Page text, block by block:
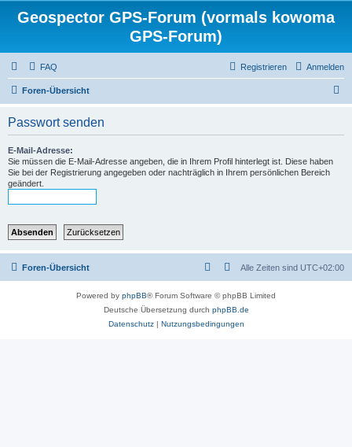
Geospector GPS-Forum (vormals kowoma
GPS-Forum)
FAQ Anmelden
Registrieren
Foren-Übersicht
Passwort senden
E-Mail-Adresse:
Sie müssen die E-Mail-Adresse angeben, die in Ihrem Profil hinterlegt ist. Diese haben
Sie bei der Registrierung angegeben oder nachträglich in Ihrem persönlichen Bereich
geändert.
Foren-Übersicht Alle Zeiten sind UTC+02:00
Powered by phpBB® Forum Software © phpBB Limited
Deutsche Übersetzung durch phpBB.de
Datenschutz| Nutzungsbedingungen